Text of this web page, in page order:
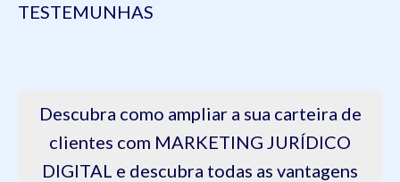
TESTEMUNHAS
Descubra como ampliar a sua carteira de
clientes com MARKETING JURÍDICO
DIGITAL e descubra todas as vantagens